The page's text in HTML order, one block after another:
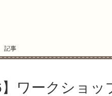
記事
】ワークショ